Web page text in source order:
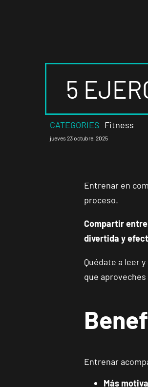
5
CATEGORIES Fitness
jueves 23 octubre, 2025
Entrenar en
proceso.
Compartir
divertida y
Quédate a leer
que
Entrenar
Más